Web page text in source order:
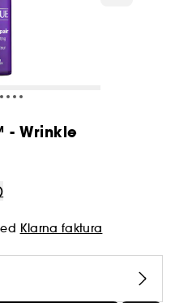
- Wrinkle
Klarna faktura